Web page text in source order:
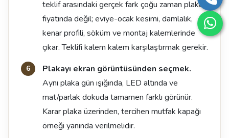
teklif arasındaki gerçek fark çoğu zaman plaka
fiyatında değil; eviye-ocak kesimi, damlalık,
kenar profili, söküm ve montaj kalemlerinde
çıkar. Teklifi kalem kalem karşılaştırmak gerekir.
Plakayı ekran görüntüsünden seçmek.
Aynı plaka gün ışığında, LED altında ve
mat/parlak dokuda tamamen farklı görünür.
Karar plaka üzerinden, tercihen mutfak kapağı
örneği yanında verilmelidir.